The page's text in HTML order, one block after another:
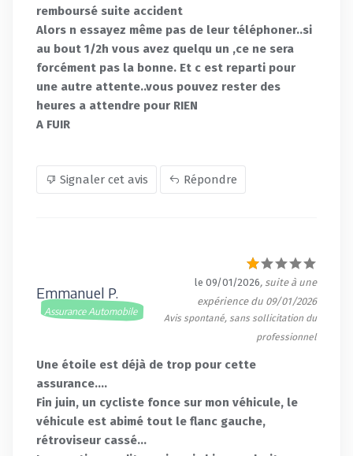
remboursé suite accident
Alors n essayez même pas de leur téléphoner..si
au bout 1/2h vous avez quelqu un ,ce ne sera
forcément pas la bonne. Et c est reparti pour
une autre attente..vous pouvez rester des
heures a attendre pour RIEN
A FUIR
Signaler cet avis Répondre
Emmanuel P.
Assurance Automobile
le 09/01/2026, suite à une
expérience du 09/01/2026
Avis spontané, sans sollicitation du
professionnel
Une étoile est déjà de trop pour cette
assurance....
Fin juin, un cycliste fonce sur mon véhicule, le
véhicule est abimé tout le flanc gauche,
rétroviseur cassé...